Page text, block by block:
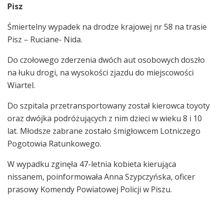
Pisz
Śmiertelny wypadek na drodze krajowej nr 58 na trasie
Pisz – Ruciane- Nida.
Do czołowego zderzenia dwóch aut osobowych doszło
na łuku drogi, na wysokości zjazdu do miejscowości
Wiartel.
Do szpitala przetransportowany został kierowca toyoty
oraz dwójka podróżujących z nim dzieci w wieku 8 i 10
lat. Młodsze zabrane zostało śmigłowcem Lotniczego
Pogotowia Ratunkowego.
W wypadku zginęła 47-letnia kobieta kierująca
nissanem, poinformowała Anna Szypczyńska, oficer
prasowy Komendy Powiatowej Policji w Piszu.